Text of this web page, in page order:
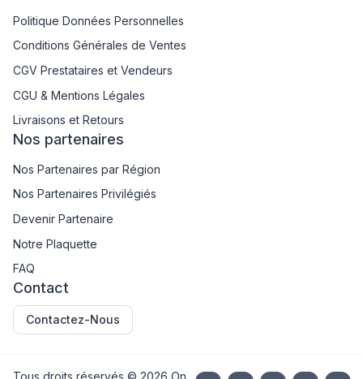
Politique Données Personnelles
Conditions Générales de Ventes
CGV Prestataires et Vendeurs
CGU & Mentions Légales
Livraisons et Retours
Nos partenaires
Nos Partenaires par Région
Nos Partenaires Privilégiés
Devenir Partenaire
Notre Plaquette
FAQ
Contact
Contactez-Nous
Tous droits réservés © 2026 On